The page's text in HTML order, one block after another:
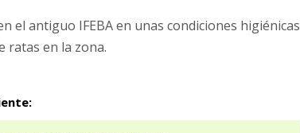
el antiguo IFEBA en unas condiciones higiénicas
ratas en la zona.